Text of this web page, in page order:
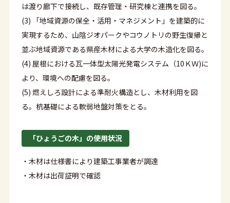
は渡り廊下で接続し、既存管理・研究棟と連携を図る。
(3) 「地域資源の保全・活用・マネジメント」を建築的に
実現するため、山陰ジオパークやコウノトリの野生復帰と
並ぶ地域資源である県産木材による大学の木造化を図る。
(4) 屋根における瓦一体型太陽光発電システム（10ＫＷ)に
より、環境への配慮を図る。
(5) 燃えしろ設計による準耐火構造とし、木材利用を図
る。杭基礎による軟弱地盤対策をとる。
「ひょうごの木」の使用状況
・木材は仕様書により建築工事業者が調達
・木材は出荷証明で確認